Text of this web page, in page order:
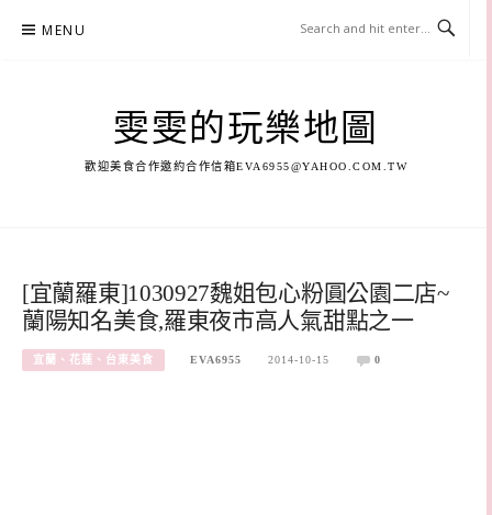
MENU
雯雯的玩樂地圖
歡迎美食合作邀約合作信箱EVA6955@YAHOO.COM.TW
[宜蘭羅東]1030927魏姐包心粉圓公園二店~
蘭陽知名美食,羅東夜市高人氣甜點之一
宜蘭、花蓮、台東美食 EVA6955 2014-10-15 0